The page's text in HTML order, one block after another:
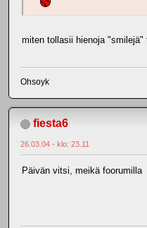
miten tollasii hienoja "smilejä"
Ohsoyk
fiesta6
26.03.04 - klo: 23.11
Päivän vitsi, meikä foorumilla